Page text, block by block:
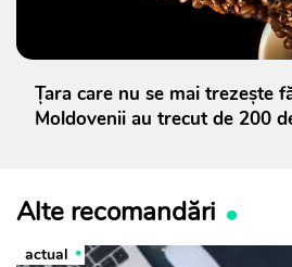
Țara care nu se mai trezește
Moldovenii au trecut de 200
Alte recomandări
actual